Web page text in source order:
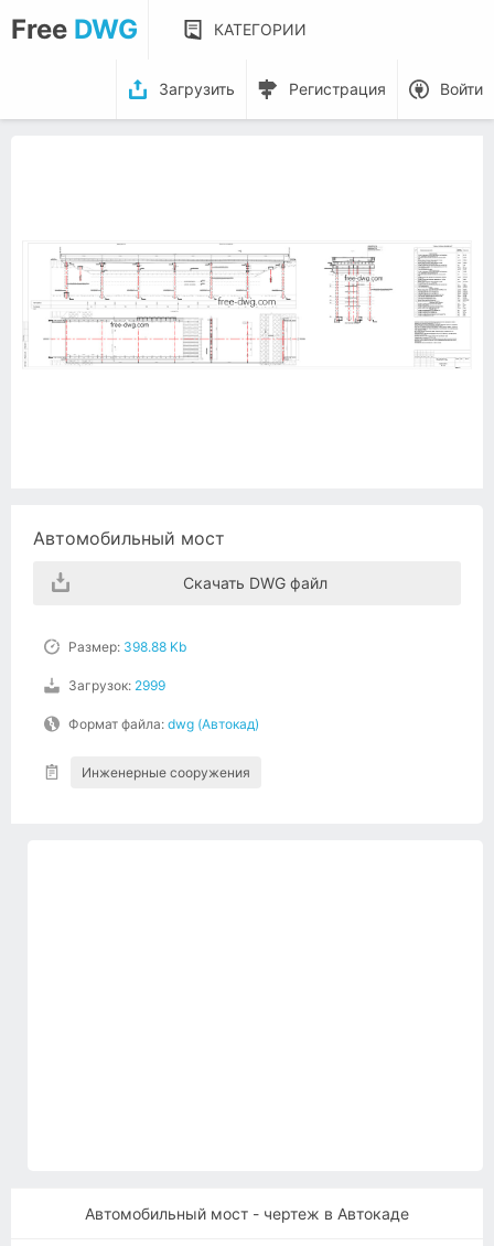
Free DWG КАТЕГОРИИ
Загрузить Регистрация Войти
Автомобильный мост
Скачать DWG файл
Размер: 398.88 Kb
Загрузок: 2999
Формат файла: dwg (Автокад)
Инженерные сооружения
Автомобильный мост - чертеж в Автокаде